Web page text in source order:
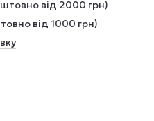
від 2000 грн)
від 1000 грн)